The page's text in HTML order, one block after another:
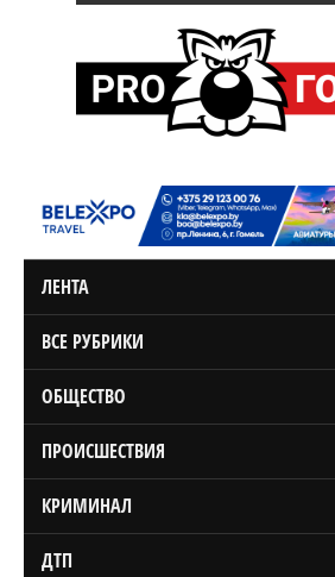
ЛЕНТА
ВСЕ РУБРИКИ
ОБЩЕСТВО
ПРОИСШЕСТВИЯ
КРИМИНАЛ
ДТП